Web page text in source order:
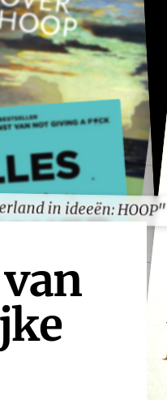
in ideeën: HOOP"
in ideeën: HOOP"
Trefwoorden